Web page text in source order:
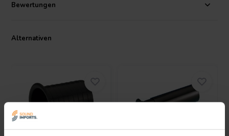
Bewertungen
Alternativen
Ø75 x 114 mm
Ø35 x 110-210 mm